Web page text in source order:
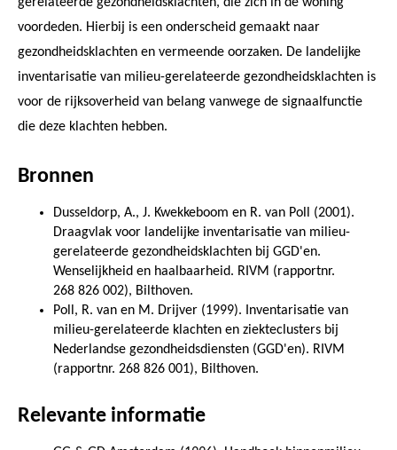
voordeden. Hierbij is een onderscheid gemaakt naar
gezondheidsklachten en vermeende oorzaken. De landelijke
inventarisatie van milieu-gerelateerde gezondheidsklachten is
voor de rijksoverheid van belang vanwege de signaalfunctie
die deze klachten hebben.
Bronnen
Dusseldorp, A., J. Kwekkeboom en R. van Poll (2001).
Draagvlak voor landelijke inventarisatie van milieu-
gerelateerde gezondheidsklachten bij GGD'en.
Wenselijkheid en haalbaarheid. RIVM (rapportnr.
268 826 002), Bilthoven.
Poll, R. van en M. Drijver (1999). Inventarisatie van
milieu-gerelateerde klachten en ziekteclusters bij
Nederlandse gezondheidsdiensten (GGD'en). RIVM
(rapportnr. 268 826 001), Bilthoven.
Relevante informatie